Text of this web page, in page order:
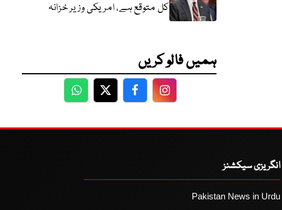
کل متوقع ہے، امریکی وزیر خزانہ
ہمیں فالو کریں
WhatsApp
TwitterFacebookFacebook
انگریزی سیکشنز
Pakistan News in Urdu